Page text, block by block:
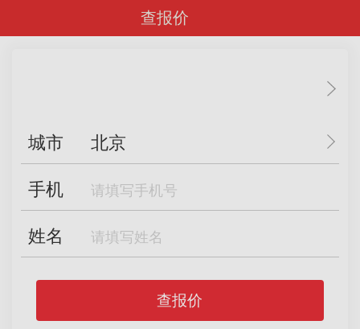
查报价
城市 北京
手机
姓名
查报价